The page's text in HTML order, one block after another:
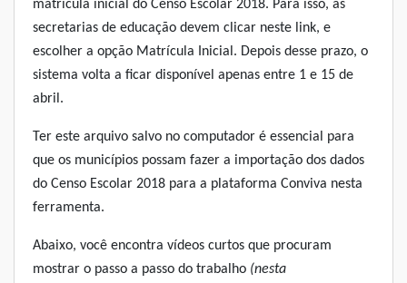
matrícula inicial do Censo Escolar 2018. Para isso, as
secretarias de educação devem clicar neste link, e
escolher a opção Matrícula Inicial. Depois desse prazo, o
sistema volta a ficar disponível apenas entre 1 e 15 de
abril.
Ter este arquivo salvo no computador é essencial para
que os municípios possam fazer a importação dos dados
do Censo Escolar 2018 para a plataforma Conviva nesta
ferramenta.
Abaixo, você encontra vídeos curtos que procuram
mostrar o passo a passo do trabalho (nesta